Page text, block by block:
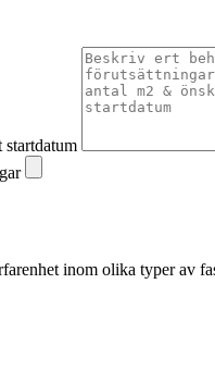
inom olika typer av